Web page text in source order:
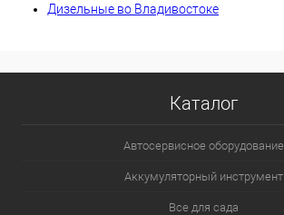
Дизельные во Владивостоке
Каталог
Автосервисное оборудование
Аккумуляторный инструмент
Все для сада